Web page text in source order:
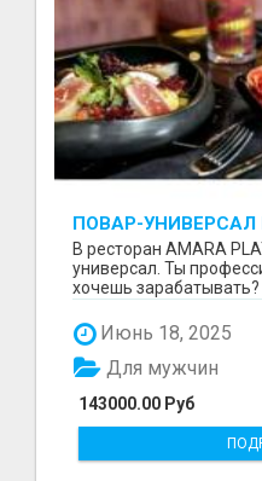
ПОВАР-УНИВЕРСАЛ
В ресторан AMARA
универсал. Ты
хочешь зарабатывать?
Июнь 18, 2025
143000.00 Руб
Для мужчин